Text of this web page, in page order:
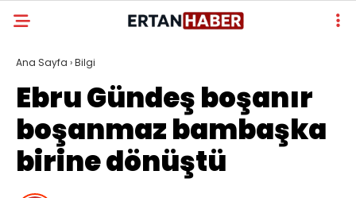
Ana Sayfa ›Bilgi
Ebru Gündeş boşanır
boşanmaz bambaşka
birine dönüştü